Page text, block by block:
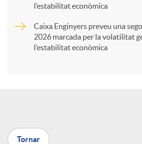
X
l’estabilitat econòmica
Caixa Enginyers preveu una
2026 marcada per la volatilitat
l’estabilitat econòmica
Tornar